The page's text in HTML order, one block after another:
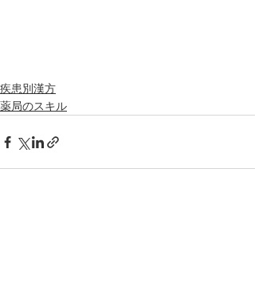
疾患別漢方
薬局のスキル